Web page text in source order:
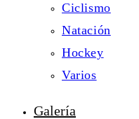
Ciclismo
Natación
Hockey
Varios
Galería